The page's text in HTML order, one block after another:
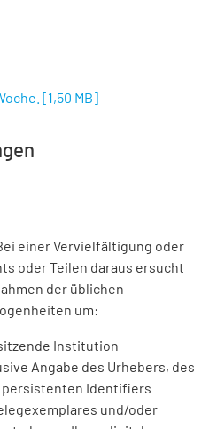
[1,50 MB]
einer Vervielfältigung oder
oder Teilen daraus ersucht
der üblichen
um:
Institution
Angabe des Urhebers, des
persistenten Identifiers
und/oder